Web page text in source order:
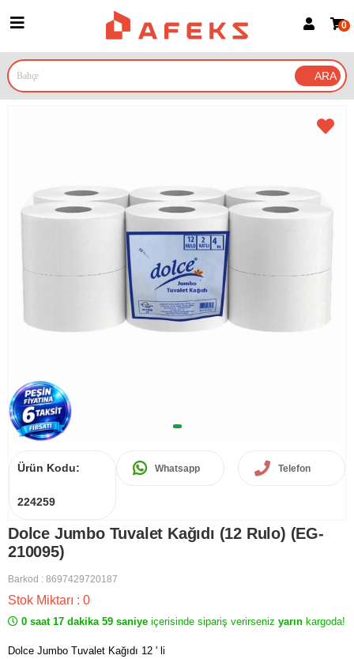
Google İle Bağlan
0
Ürün Kodu:
224259
Whatsapp Telefon
Dolce Jumbo Tuvalet Kağıdı (12 Rulo) (EG-
210095)
Barkod : 8697429720187
Stok Miktarı : 0
0 saat 17 dakika 59 saniye içerisinde sipariş verirseniz yarın kargoda!
Dolce Jumbo Tuvalet Kağıdı 12 ' li